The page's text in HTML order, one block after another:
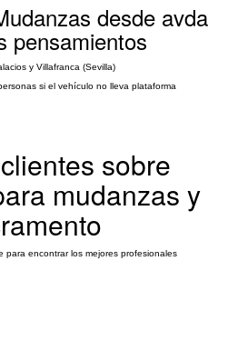
desde avda
pensamientos
y Villafranca (Sevilla)
si el vehículo no lleva plataforma
sobre
mudanzas y
para encontrar los mejores profesionales